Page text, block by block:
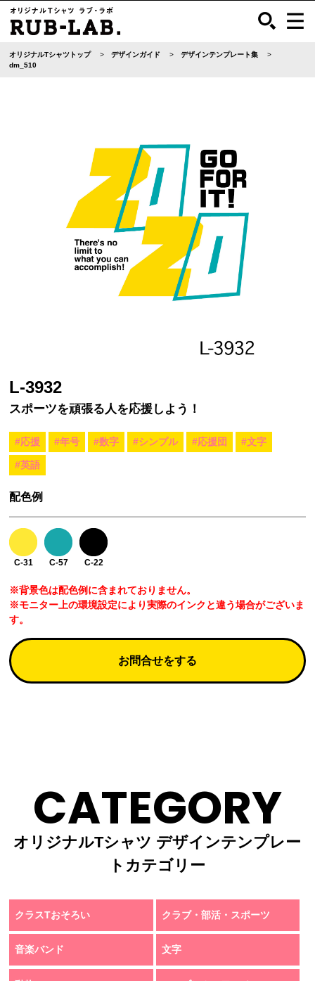
オリジナルTシャツトップ デザインガイド
デザインテンプレート集
dm_510
L-3932
スポーツを頑張る人を応援しよう！
#応援 #年号 #数字 #シンプル #応援団 #文字
#英語
配色例
C-31 C-57 C-22
※背景色は配色例に含まれておりません。
※モニター上の環境設定により実際のインクと違う場合がございま
す。
お問合せをする
CATEGORY
オリジナルTシャツ デザインテンプレー
トカテゴリー
クラスTおそろい クラブ・部活・スポーツ
音楽バンド 文字